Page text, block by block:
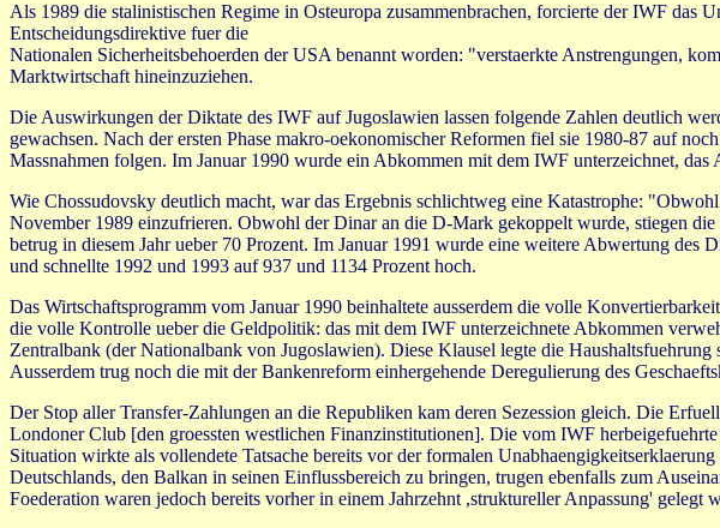
Als 1989 die stalinistischen Regime in Osteuropa zusammenbrachen, forcierte der IWF
Entscheidungsdirektive fuer die
Nationalen Sicherheitsbehoerden der USA benannt worden: "verstaerkte Anstrengungen,
Marktwirtschaft hineinzuziehen.
Die Auswirkungen der Diktate des IWF auf Jugoslawien lassen folgende Zahlen deutlich
gewachsen. Nach der ersten Phase makro-oekonomischer Reformen fiel sie 1980-87 auf
Massnahmen folgen. Im Januar 1990 wurde ein Abkommen mit dem IWF unterzeichnet,
Wie Chossudovsky deutlich macht, war das Ergebnis schlichtweg eine Katastrophe:
November 1989 einzufrieren. Obwohl der Dinar an die D-Mark gekoppelt wurde, stiegen
betrug in diesem Jahr ueber 70 Prozent. Im Januar 1991 wurde eine weitere Abwertung
und schnellte 1992 und 1993 auf 937 und 1134 Prozent hoch.
Das Wirtschaftsprogramm vom Januar 1990 beinhaltete ausserdem die volle
die volle Kontrolle ueber die Geldpolitik: das mit dem IWF unterzeichnete Abkommen
Zentralbank (der Nationalbank von Jugoslawien). Diese Klausel legte die
Ausserdem trug noch die mit der Bankenreform einhergehende Deregulierung des
Der Stop aller Transfer-Zahlungen an die Republiken kam deren Sezession gleich. Die
Londoner Club [den groessten westlichen Finanzinstitutionen]. Die vom IWF
Situation wirkte als vollendete Tatsache bereits vor der formalen
Deutschlands, den Balkan in seinen Einflussbereich zu bringen, trugen ebenfalls zum
Foederation waren jedoch bereits vorher in einem Jahrzehnt ,struktureller Anpassung' gelegt